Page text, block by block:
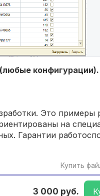
конфигурации).
Это примеры
на
Гарантии
Купить
3 000 руб.